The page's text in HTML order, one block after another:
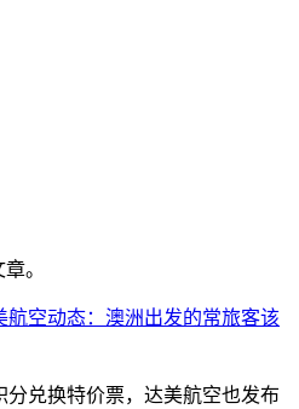
。
航空动态：澳洲出发的常旅客该
分兑换特价票，达美航空也发布